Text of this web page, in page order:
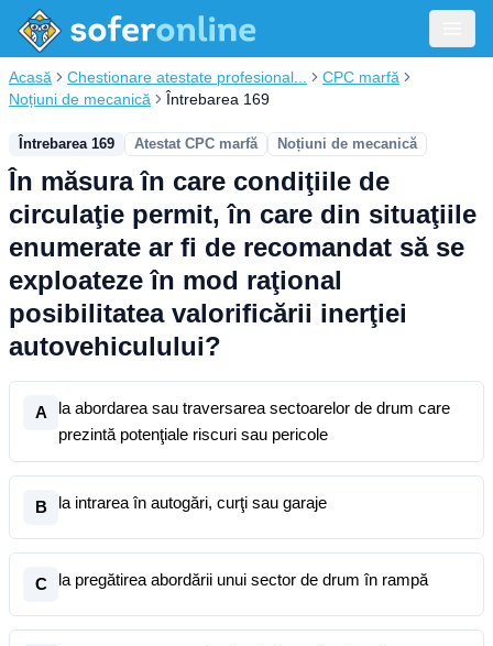
Acasă Chestionare atestate profesional...
CPC marfă
Noțiuni de mecanică
Întrebarea 169
Întrebarea 169 Atestat CPC marfă Noțiuni de mecanică
În măsura în care condiţiile de
circulaţie permit, în care din situaţiile
enumerate ar fi de recomandat să se
exploateze în mod raţional
posibilitatea valorificării inerţiei
autovehiculului?
A
la abordarea sau traversarea sectoarelor de drum care
prezintă potenţiale riscuri sau pericole
B la intrarea în autogări, curţi sau garaje
C la pregătirea abordării unui sector de drum în rampă